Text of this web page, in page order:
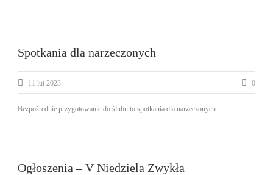
Spotkania dla narzeczonych
11 lut 2023 0
Bezpośrednie przygotowanie do ślubu to spotkania dla narzeczonych.
Ogłoszenia – V Niedziela Zwykła